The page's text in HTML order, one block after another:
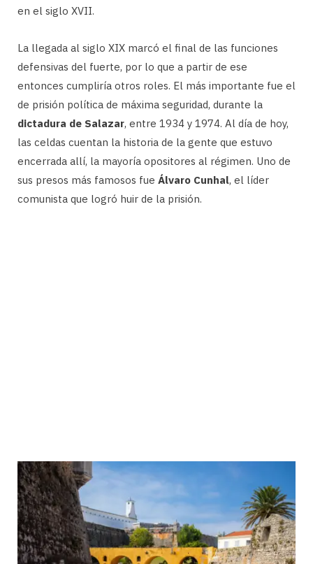
en el siglo XVII.
La llegada al siglo XIX marcó el final de las funciones
defensivas del fuerte, por lo que a partir de ese
entonces cumpliría otros roles. El más importante fue el
de prisión política de máxima seguridad, durante la
dictadura de Salazar, entre 1934 y 1974. Al día de hoy,
las celdas cuentan la historia de la gente que estuvo
encerrada allí, la mayoría opositores al régimen. Uno de
sus presos más famosos fue Álvaro Cunhal, el líder
comunista que logró huir de la prisión.